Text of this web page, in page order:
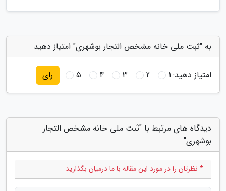
به "ثبت ملی خانه مشخص التجار بوشهری" امتیاز دهید
امتیاز دهید:1
2
3
4
5 رای
دیدگاه های مرتبط با "ثبت ملی خانه مشخص التجار
بوشهری"
* نظرتان را در مورد این مقاله با ما درمیان بگذارید